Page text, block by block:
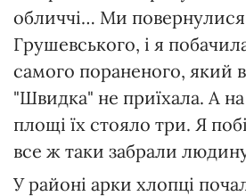
обличчі… Ми
Грушевського, і я
самого пораненого, який
"Швидка" не приїхала. А
площі їх стояло три. Я
все ж таки забрали
У районі арки хлопці